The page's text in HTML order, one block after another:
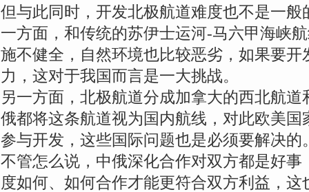
但与此同时，开发北极航道难度也不是一般
一方面，和传统的苏伊士运河-马六甲海峡
施不健全，自然环境也比较恶劣，如果要开
力，这对于我国而言是一大挑战。
另一方面，北极航道分成加拿大的西北航
俄都将这条航道视为国内航线，对此欧美
参与开发，这些国际问题也是必须要解决的
不管怎么说，中俄深化合作对双方都是好
度如何、如何合作才能更符合双方利益，